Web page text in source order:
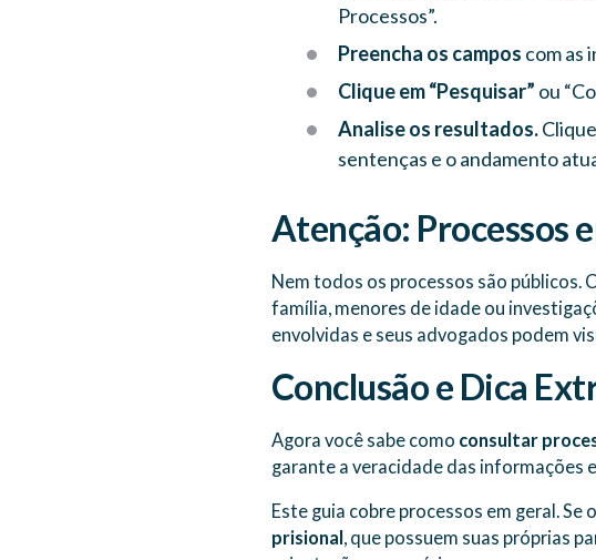
Processos”.
Preencha os campos com as
Clique em “Pesquisar” ou
Analise os resultados.
sentenças e o andamento
Atenção: Processos
Nem todos os processos são públicos.
família, menores de idade ou
envolvidas e seus advogados podem
Conclusão e Dica
Agora você sabe como consultar
garante a veracidade das informações
Este guia cobre processos em geral.
prisional, que possuem suas próprias